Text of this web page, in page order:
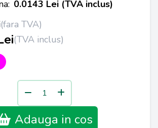
0.0143 Lei (TVA inclus)
(fara TVA)
(TVA inclus)
Adauga in cos